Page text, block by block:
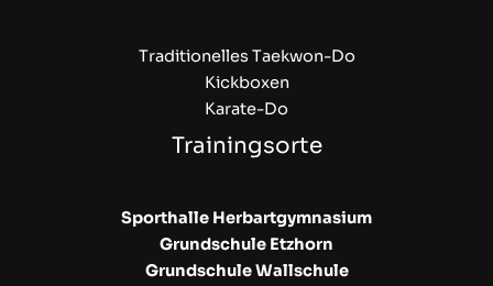
Traditionelles Taekwon-Do
Kickboxen
Karate-Do
Trainingsorte
Sporthalle Herbartgymnasium
Grundschule Etzhorn
Grundschule Wallschule